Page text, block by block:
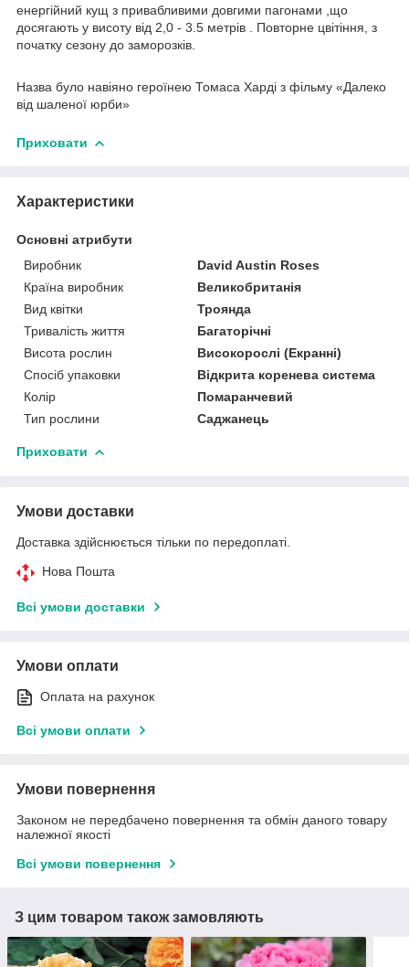
енергійний кущ з привабливими довгими пагонами ,що
досягають у висоту від 2,0 - 3.5 метрів . Повторне цвітіння, з
початку сезону до заморозків.
Назва було навіяно героїнею Томаса Харді з фільму «Далеко
від шаленої юрби»
Приховати
Характеристики
Основні атрибути
Виробник
David Austin Roses
Країна виробник
Великобританія
Вид квітки
Троянда
Тривалість життя
Багаторічні
Висота рослин
Високорослі (Екранні)
Спосіб упаковки
Відкрита коренева система
Колір
Помаранчевий
Тип рослини
Саджанець
Приховати
Умови доставки
Доставка здійснюється тільки по передоплаті.
Нова Пошта
Всі умови доставки
Умови оплати
Оплата на рахунок
Всі умови оплати
Умови повернення
Законом не передбачено повернення та обмін даного товару
належної якості
Всі умови повернення
З цим товаром також замовляють